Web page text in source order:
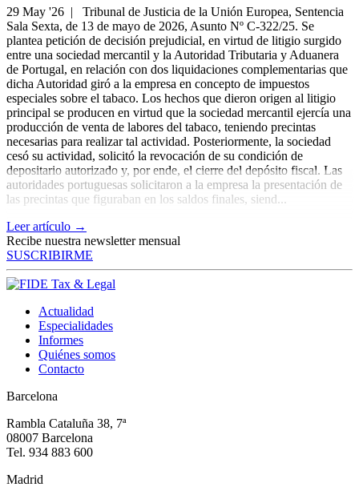
29 May '26 |
Tribunal de Justicia de la Unión Europea, Sentencia
Sala Sexta, de 13 de mayo de 2026, Asunto Nº C-322/25. Se
plantea petición de decisión prejudicial, en virtud de litigio surgido
entre una sociedad mercantil y la Autoridad Tributaria y Aduanera
de Portugal, en relación con dos liquidaciones complementarias que
dicha Autoridad giró a la empresa en concepto de impuestos
especiales sobre el tabaco. Los hechos que dieron origen al litigio
principal se producen en virtud que la sociedad mercantil ejercía una
producción de venta de labores del tabaco, teniendo precintas
necesarias para realizar tal actividad. Posteriormente, la sociedad
cesó su actividad, solicitó la revocación de su condición de
depositario autorizado y, por ende, el cierre del depósito fiscal. Las
autoridades portuguesas solicitaron a la empresa la presentación de
las precintas que figuraban en los saldos finales, siend...
Leer artículo →
Recibe nuestra newsletter mensual
SUSCRIBIRME
Actualidad
Especialidades
Informes
Quiénes somos
Contacto
Barcelona
Rambla Cataluña 38, 7ª
08007 Barcelona
Tel. 934 883 600
Madrid